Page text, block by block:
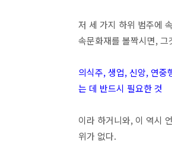
저 세 가지 하위 범주에
속문화재를 볼짝시면,
의식주, 생업, 신앙, 연중
는 데 반드시 필요한 것
이라 하거니와, 이 역시
위가 없다.